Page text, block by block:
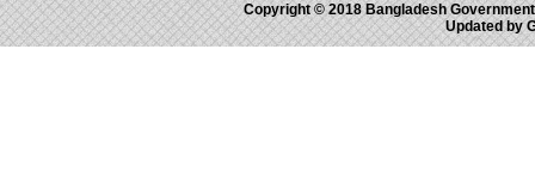
Copyright © 2018 Bangladesh
Updated by